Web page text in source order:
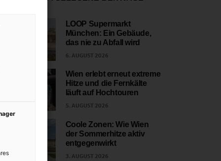
LOOP Supermarkt
München: Ein Gebäude,
das nie zu Abfall wird
6. AUGUST 2026
Wien erlebt erneut extreme
Hitze und die Fernkälte
läuft auf Hochtouren
5. AUGUST 2026
Coole Zonen: Wie Wien
der Sommerhitze aktiv
entgegenwirkt
3. AUGUST 2026